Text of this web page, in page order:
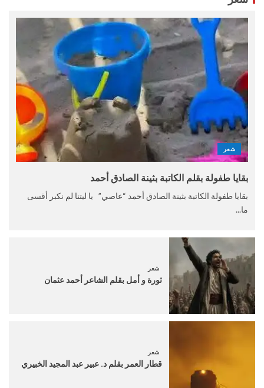
شعر
بقايا طفولة بقلم الكاتبة بثينة الصادق أحمد
بقايا طفولة الكاتبة بثينة الصادق أحمد “عاصي” يا ليتنا لم نكبر أقسى
ما...
شعر
ثورة و أمل بقلم الشاعر أحمد عثمان
شعر
قطار العمر بقلم د. عبير عبد المجيد الخبيري